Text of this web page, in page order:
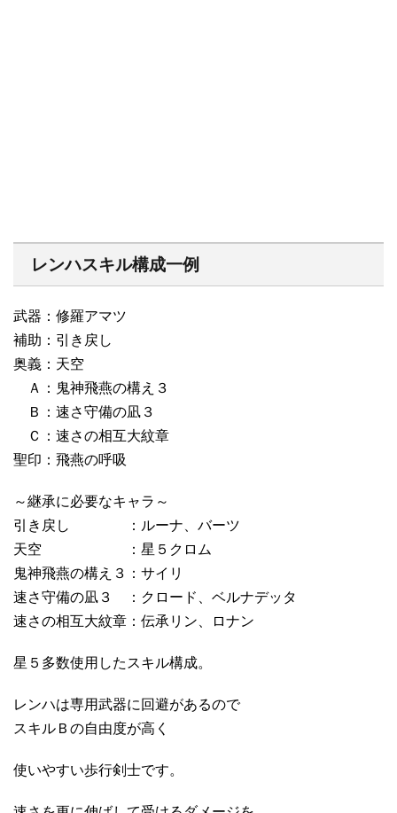
レンハスキル構成一例
武器：修羅アマツ
補助：引き戻し
奥義：天空
Ａ：鬼神飛燕の構え３
Ｂ：速さ守備の凪３
Ｃ：速さの相互大紋章
聖印：飛燕の呼吸
～継承に必要なキャラ～
引き戻し ：ルーナ、バーツ
天空 ：星５クロム
鬼神飛燕の構え３：サイリ
速さ守備の凪３ ：クロード、ベルナデッタ
速さの相互大紋章：伝承リン、ロナン
星５多数使用したスキル構成。
レンハは専用武器に回避があるので
スキルＢの自由度が高く
使いやすい歩行剣士です。